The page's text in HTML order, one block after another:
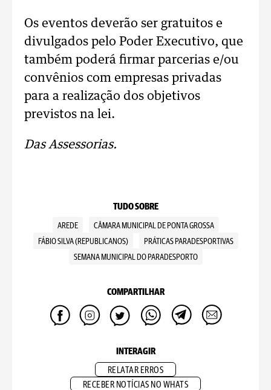
Os eventos deverão ser gratuitos e
divulgados pelo Poder Executivo, que
também poderá firmar parcerias e/ou
convênios com empresas privadas
para a realização dos objetivos
previstos na lei.
Das Assessorias.
TUDO SOBRE
AREDE
CÂMARA MUNICIPAL DE PONTA GROSSA
FÁBIO SILVA (REPUBLICANOS)
PRÁTICAS PARADESPORTIVAS
SEMANA MUNICIPAL DO PARADESPORTO
COMPARTILHAR
INTERAGIR
RELATAR ERROS
RECEBER NOTÍCIAS NO WHATS